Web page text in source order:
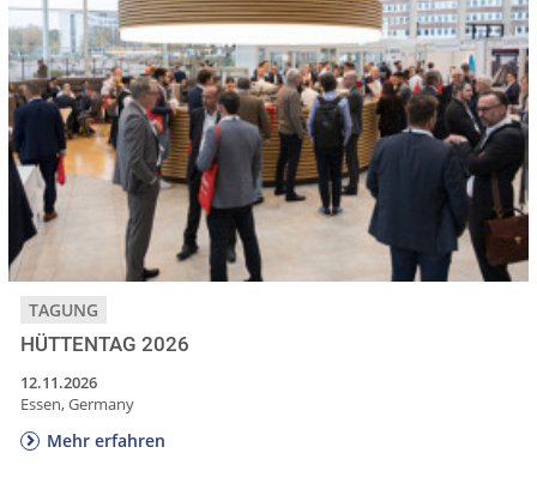
TAGUNG
HÜTTENTAG 2026
12.11.2026
Essen, Germany
Mehr erfahren